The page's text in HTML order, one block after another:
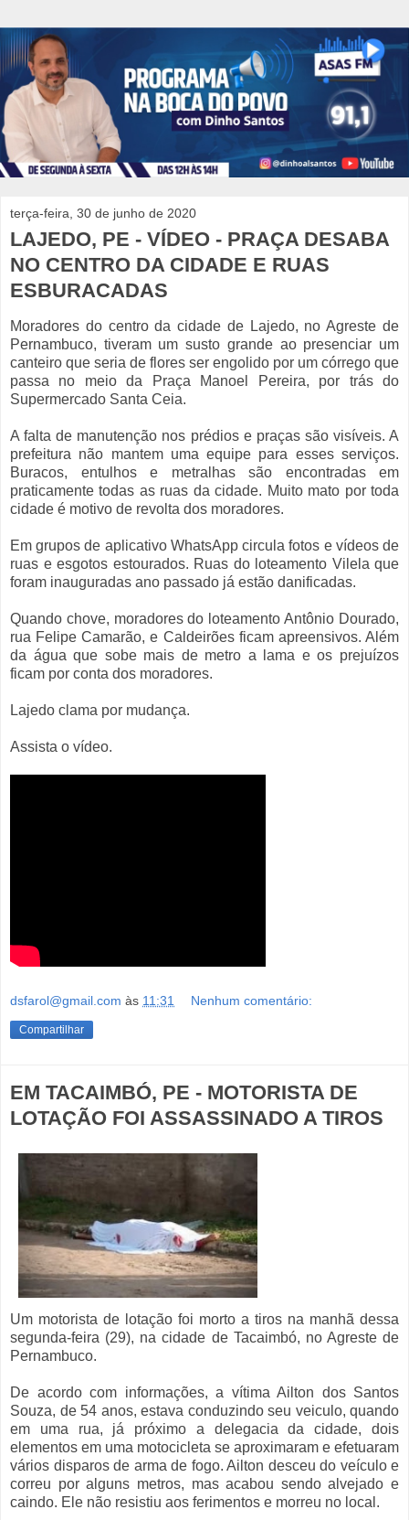
terça-feira, 30 de junho de 2020
LAJEDO, PE - VÍDEO - PRAÇA DESABA
NO CENTRO DA CIDADE E RUAS
ESBURACADAS
Moradores do centro da cidade de Lajedo, no Agreste de
Pernambuco, tiveram um susto grande ao presenciar um
canteiro que seria de flores ser engolido por um córrego que
passa no meio da Praça Manoel Pereira, por trás do
Supermercado Santa Ceia.
A falta de manutenção nos prédios e praças são visíveis. A
prefeitura não mantem uma equipe para esses serviços.
Buracos, entulhos e metralhas são encontradas em
praticamente todas as ruas da cidade. Muito mato por toda
cidade é motivo de revolta dos moradores.
Em grupos de aplicativo WhatsApp circula fotos e vídeos de
ruas e esgotos estourados. Ruas do loteamento Vilela que
foram inauguradas ano passado já estão danificadas.
Quando chove, moradores do loteamento Antônio Dourado,
rua Felipe Camarão, e Caldeirões ficam apreensivos. Além
da água que sobe mais de metro a lama e os prejuízos
ficam por conta dos moradores.
Lajedo clama por mudança.
Assista o vídeo.
dsfarol@gmail.com às 11:31 Nenhum comentário:
Compartilhar
EM TACAIMBÓ, PE - MOTORISTA DE
LOTAÇÃO FOI ASSASSINADO A TIROS
Um motorista de lotação foi morto a tiros na manhã dessa
segunda-feira (29), na cidade de Tacaimbó, no Agreste de
Pernambuco.
De acordo com informações, a vítima Ailton dos Santos
Souza, de 54 anos, estava conduzindo seu veiculo, quando
em uma rua, já próximo a delegacia da cidade, dois
elementos em uma motocicleta se aproximaram e efetuaram
vários disparos de arma de fogo. Ailton desceu do veículo e
correu por alguns metros, mas acabou sendo alvejado e
caindo. Ele não resistiu aos ferimentos e morreu no local.